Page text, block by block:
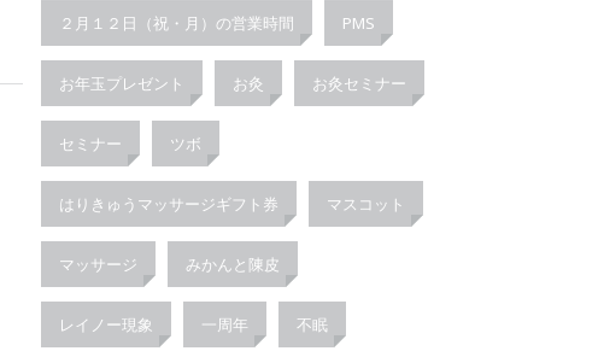
２月１２日（祝・月）の営業時間 PMS
お年玉プレゼント お灸 お灸セミナー
セミナー ツボ
はりきゅうマッサージギフト券 マスコット
マッサージ みかんと陳皮
レイノー現象 一周年 不眠